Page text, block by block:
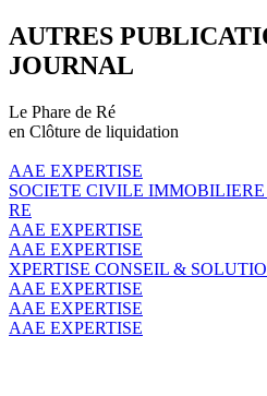
AUTRES
JOURNAL
Le Phare de Ré
en Clôture de liquidation
AAE EXPERTISE
SOCIETE CIVILE
RE
AAE EXPERTISE
AAE EXPERTISE
XPERTISE CONSEIL &
AAE EXPERTISE
AAE EXPERTISE
AAE EXPERTISE